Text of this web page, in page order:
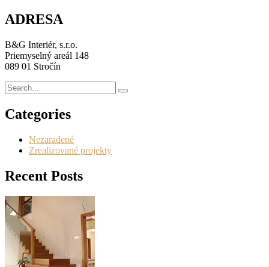
ADRESA
B&G Interiér, s.r.o.
Priemyselný areál 148
089 01 Stročín
Categories
Nezaradené
Zrealizované projekty
Recent Posts